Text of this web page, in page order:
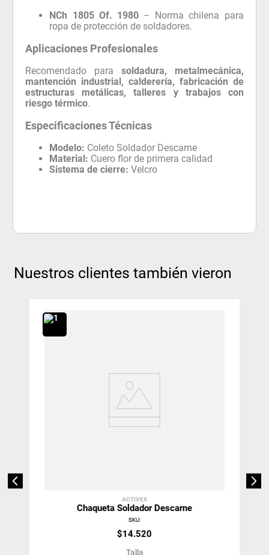
NCh 1805 Of. 1980– Norma chilena para
ropa de protección de soldadores.
Aplicaciones Profesionales
Recomendado para soldadura, metalmecánica,
mantención industrial, calderería, fabricación de
estructuras metálicas, talleres y trabajos con
riesgo térmico.
Especificaciones Técnicas
Modelo: Coleto Soldador Descarne
Material: Cuero flor de primera calidad
Sistema de cierre: Velcro
Nuestros clientes también vieron
ACTIVEX
Chaqueta Soldador Descarne
SKU:
$14.520
Talla